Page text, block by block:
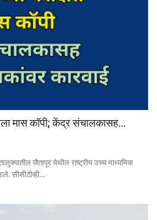
मास कॉपी; केंद्र संचालकासह...
जैतापूर येथील राष्ट्रीय उच्च माध्यमिक
सीसीटीव्ही...